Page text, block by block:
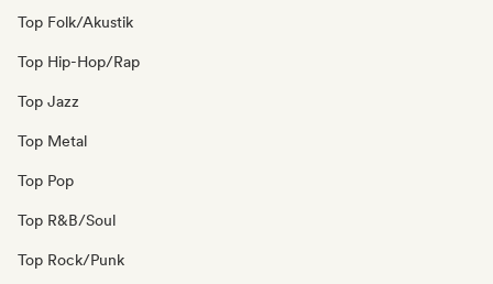
Top Folk/Akustik
Top Hip-Hop/Rap
Top Jazz
Top Metal
Top Pop
Top R&B/Soul
Top Rock/Punk